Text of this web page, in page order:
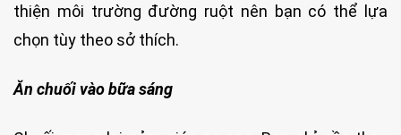
thiện môi trường đường ruột nên bạn có thể lựa
chọn tùy theo sở thích.
Ăn chuối vào bữa sáng